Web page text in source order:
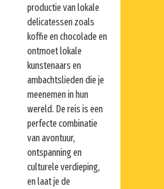
productie van lokale
delicatessen zoals
koffie en chocolade en
ontmoet lokale
kunstenaars en
ambachtslieden die je
meenemen in hun
wereld. De reis is een
perfecte combinatie
van avontuur,
ontspanning en
culturele verdieping,
en laat je de